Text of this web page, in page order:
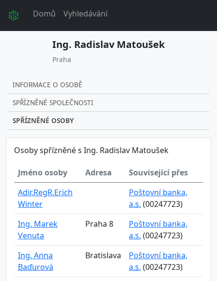
Domů Vyhledávání
Ing. Radislav Matoušek
Praha
INFORMACE O OSOBĚ
SPŘÍZNĚNÉ SPOLEČNOSTI
SPŘÍZNĚNÉ OSOBY
Osoby spřízněné s Ing. Radislav Matoušek
Jméno osoby Adresa
Související přes
Adir.RegR.Erich
Winter
Poštovní banka,
a.s. (00247723)
Ing. Marek
Venuta
Praha 8
Poštovní banka,
a.s. (00247723)
Ing. Anna
Baďurová
Bratislava
Poštovní banka,
a.s. (00247723)